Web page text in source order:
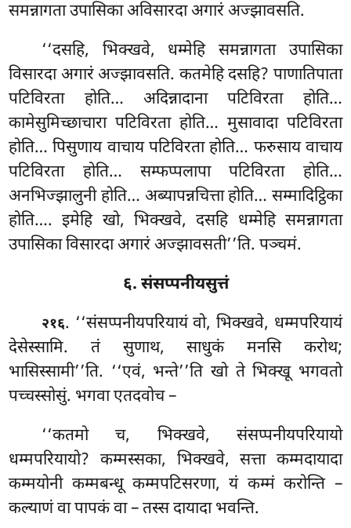
समन्नागता उपासिका अविसारदा अगारं अज्झावसति.
‘‘दसहि, भिक्खवे, धम्मेहि समन्नागता उपासिका
विसारदा अगारं अज्झावसति. कतमेहि दसहि? पाणातिपाता
पटिविरता होति… अदिन्नादाना पटिविरता होति…
कामेसुमिच्छाचारा पटिविरता होति… मुसावादा पटिविरता
होति… पिसुणाय वाचाय पटिविरता होति… फरुसाय वाचाय
पटिविरता होति… सम्फप्पलापा पटिविरता होति…
अनभिज्झालुनी होति… अब्यापन्नचित्ता होति… सम्मादिट्ठिका
होति…. इमेहि खो, भिक्खवे, दसहि धम्मेहि समन्नागता
उपासिका विसारदा अगारं अज्झावसती’’ति. पञ्चमं.
६. संसप्पनीयसुत्तं
२१६. ‘‘संसप्पनीयपरियायंवो, भिक्खवे, धम्मपरियायं
देसेस्सामि. तं सुणाथ, साधुकं मनसि करोथ;
भासिस्सामी’’ति. ‘‘एवं, भन्ते’’ति खो ते भिक्खू भगवतो
पच्चस्सोसुं. भगवा एतदवोच –
‘‘कतमो च, भिक्खवे, संसप्पनीयपरियायो
धम्मपरियायो? कम्मस्सका, भिक्खवे, सत्ता कम्मदायादा
कम्मयोनी कम्मबन्धू कम्मपटिसरणा, यं कम्मं करोन्ति –
कल्याणं वा पापकं वा – तस्स दायादा भवन्ति.